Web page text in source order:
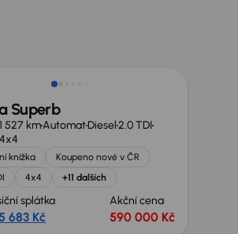
Superb
527 kmAutomatDiesel2.0 TDI
4x4
knížka
Koupeno nové v ČR
4x4 +11 dalších
splátka
683 Kč
Akční cena
590 000 Kč
v nabídce